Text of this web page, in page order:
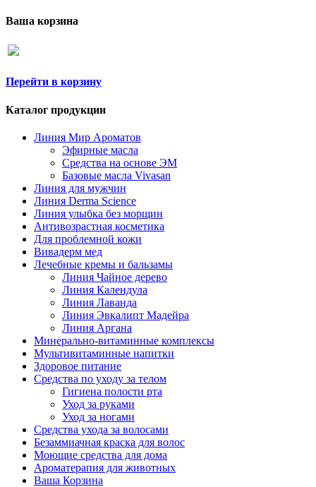
Ваша корзина
Перейти в корзину
Каталог продукции
Линия Мир Ароматов
Эфирные масла
Средства на основе ЭМ
Базовые масла Vivasan
Линия для мужчин
Линия Derma Science
Линия улыбка без морщин
Антивозрастная косметика
Для проблемной кожи
Вивадерм мед
Лечебные кремы и бальзамы
Линия Чайное дерево
Линия Календула
Линия Лаванда
Линия Эвкалипт Мадейра
Линия Аргана
Минерально-витаминные комплексы
Мультивитаминные напитки
Здоровое питание
Средства по уходу за телом
Гигиена полости рта
Уход за руками
Уход за ногами
Средства ухода за волосами
Безаммиачная краска для волос
Моющие средства для дома
Ароматерапия для животных
Ваша Корзина